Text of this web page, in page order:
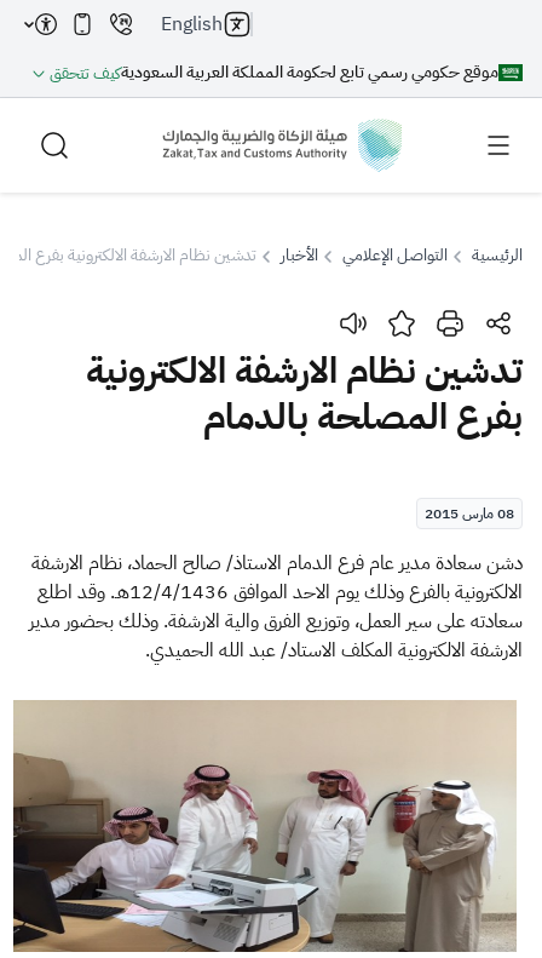
موقع حكومي رسمي تابع لحكومة المملكة العربية السعوديةكيف تتحقق
English
بحث
بحث بحث AI
اقتراحات
الإقرار الضريبي
التصرفات العقارية
الرئيسية التواصل الإعلامي الأخبار تدشين نظام الارشفة الالكترونية بفرع
تدشين نظام الارشفة الالكترونية
بفرع المصلحة بالدمام
08 مارس 2015
دشن سعادة مدير عام فرع الدمام الاستاذ/ صالح الحماد، نظام الارشفة
الالكترونية بالفرع وذلك يوم الاحد الموافق 12/4/1436هـ. وقد اطلع
سعادته على سير العمل، وتوزيع الفرق والية الارشفة. وذلك بحضور مدير
الارشفة الالكترونية المكلف الاستاد/ عبد الله الحميدي.